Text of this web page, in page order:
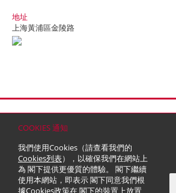
COOKIES 通知
我們使用Cookies（請查看我們的
Cookies列表），以確保我們在網站上
為 閣下提供更優質的體驗。 閣下繼續
使用本網站，即表示 閣下同意我們根
據Cookies政策在 閣下的裝置上放置
地址
上海黃浦區金陵路
© 2026 嘉里建設有限公司 (於百慕達註冊成立之有限公司)